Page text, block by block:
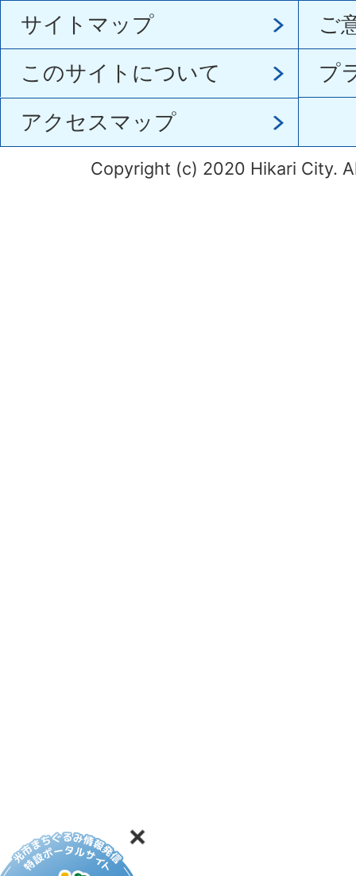
サイトマップ
ご
このサイトについて
プ
アクセスマップ
Copyright (c) 2020 Hikari City.